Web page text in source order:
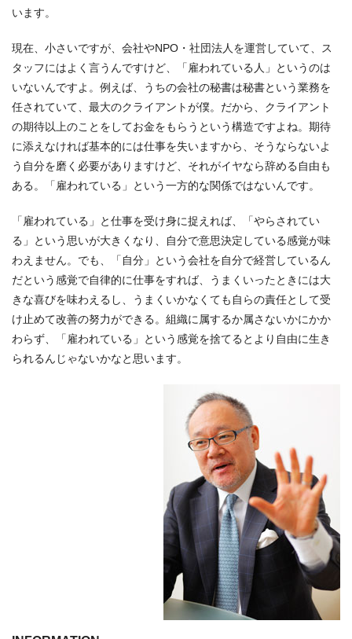
います。
現在、小さいですが、会社やNPO・社団法人を運営していて、ス
タッフにはよく言うんですけど、「雇われている人」というのは
いないんですよ。例えば、うちの会社の秘書は秘書という業務を
任されていて、最大のクライアントが僕。だから、クライアント
の期待以上のことをしてお金をもらうという構造ですよね。期待
に添えなければ基本的には仕事を失いますから、そうならないよ
う自分を磨く必要がありますけど、それがイヤなら辞める自由も
ある。「雇われている」という一方的な関係ではないんです。
「雇われている」と仕事を受け身に捉えれば、「やらされてい
る」という思いが大きくなり、自分で意思決定している感覚が味
わえません。でも、「自分」という会社を自分で経営しているん
だという感覚で自律的に仕事をすれば、うまくいったときには大
きな喜びを味わえるし、うまくいかなくても自らの責任として受
け止めて改善の努力ができる。組織に属するか属さないかにかか
わらず、「雇われている」という感覚を捨てるとより自由に生き
られるんじゃないかなと思います。